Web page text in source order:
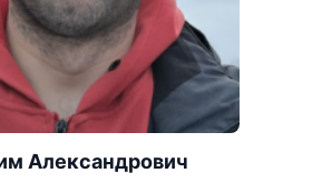
Александрович